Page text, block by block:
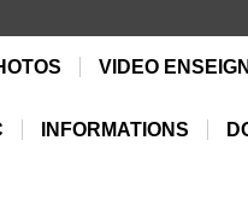
VIDEO
INFORMATIONS